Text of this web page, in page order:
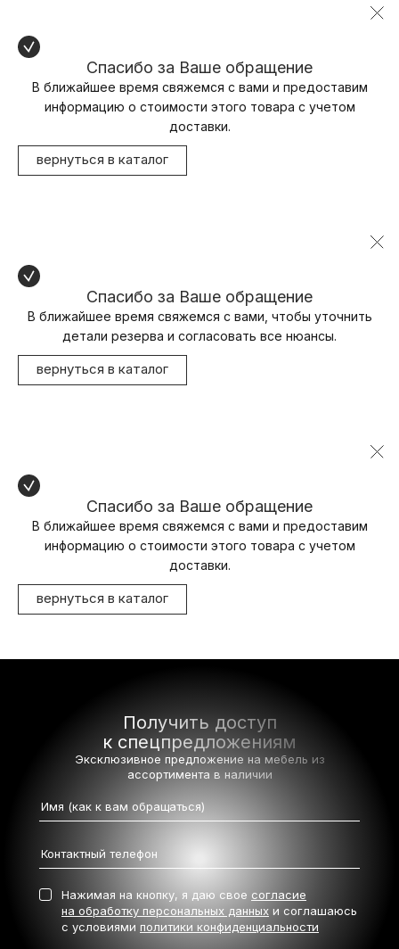
Спасибо за Ваше обращение
В ближайшее время свяжемся с вами и предоставим
информацию о стоимости этого товара с учетом
доставки.
вернуться в каталог
Спасибо за Ваше обращение
В ближайшее время свяжемся с вами, чтобы уточнить
детали резерва и согласовать все нюансы.
вернуться в каталог
Спасибо за Ваше обращение
В ближайшее время свяжемся с вами и предоставим
информацию о стоимости этого товара с учетом
доставки.
вернуться в каталог
Получить доступ
к спецпредложениям
Эксклюзивное предложение на мебель из
ассортимента в наличии
Нажимая на кнопку, я даю свое согласие
на обработку персональных данных и соглашаюсь
с условиями политики конфиденциальности